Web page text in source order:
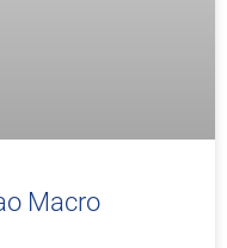
Macro